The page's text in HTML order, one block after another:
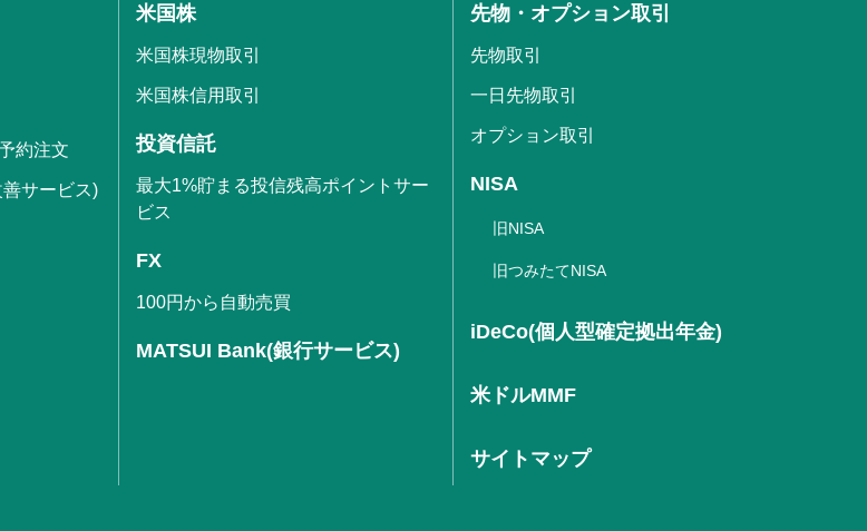
約注文
サービス)
米国株
米国株現物取引
米国株信用取引
投資信託
最大1%貯まる投信残高ポイントサー
ビス
FX
100円から自動売買
MATSUI Bank(銀行サービス)
先物・オプション取引
先物取引
一日先物取引
オプション取引
NISA
旧NISA
旧つみたてNISA
iDeCo(個人型確定拠出年金)
米ドルMMF
サイトマップ